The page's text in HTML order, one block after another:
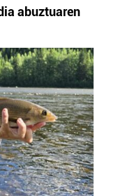
abuztuaren